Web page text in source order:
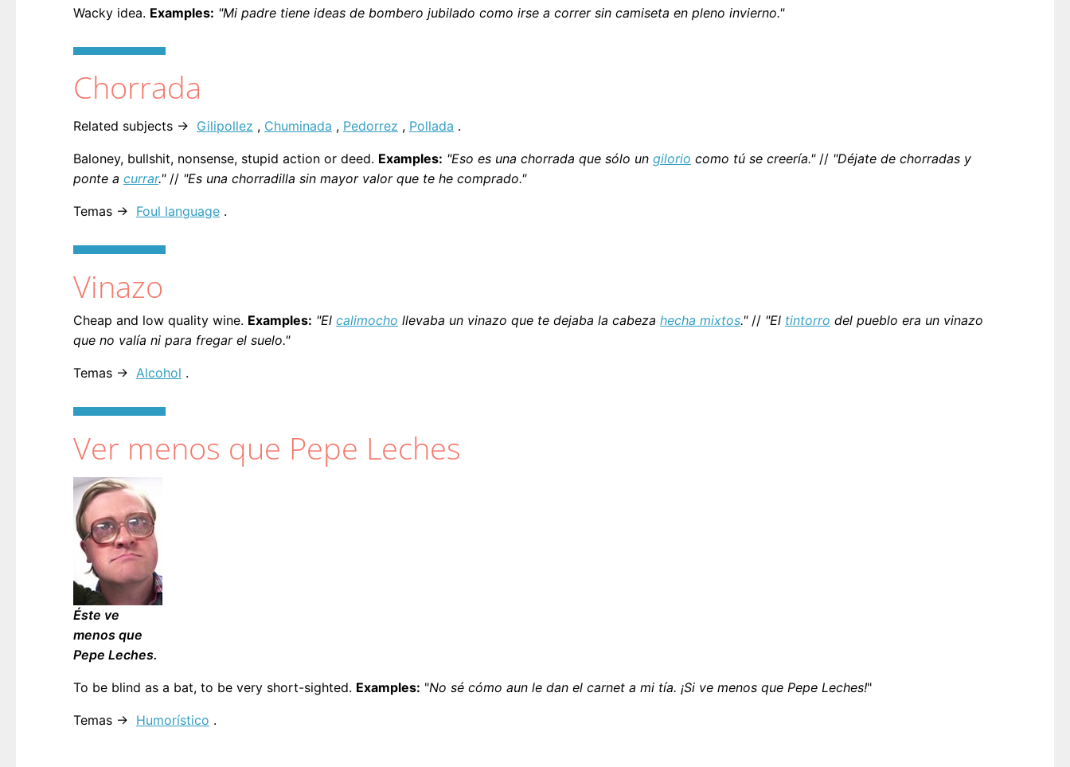
Wacky idea. Examples: "Mi padre tiene ideas de bombero jubilado como irse a correr sin camiseta en pleno invierno."
Chorrada
Related subjects → Gilipollez , Chuminada , Pedorrez , Pollada .
Baloney, bullshit, nonsense, stupid action or deed. Examples: "Eso es una chorrada que sólo un gilorio como tú se creería."// "Déjate de chorradas y
ponte a currar."// "Es una chorradilla sin mayor valor que te he comprado."
Temas → Foul language .
Vinazo
Cheap and low quality wine. Examples: "El calimocho llevaba un vinazo que te dejaba la cabeza hecha mixtos."// "El tintorro del pueblo era un vinazo
que no valía ni para fregar el suelo."
Temas → Alcohol .
Ver menos que Pepe Leches
Éste ve
menos que
Pepe Leches.
To be blind as a bat, to be very short-sighted. Examples: "No sé cómo aun le dan el carnet a mi tía. ¡Si ve menos que Pepe Leches!"
Temas → Humorístico .